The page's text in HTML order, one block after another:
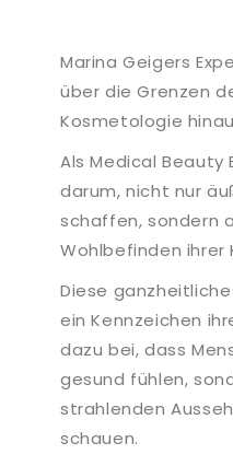
Marina Geigers
über die Grenzen
Kosmetologie
Als Medical Beauty
darum, nicht nur
schaffen, sondern
Wohlbefinden ihrer
Diese
ein Kennzeichen
dazu bei, dass
gesund fühlen,
strahlenden
schauen.